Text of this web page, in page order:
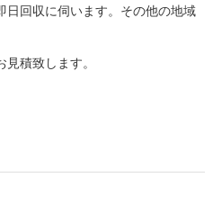
回収に伺います。その他の地域
積致します。